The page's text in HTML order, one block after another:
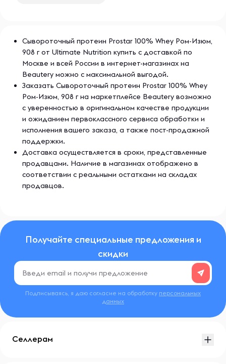
Сывороточный протеин Prostar 100% Whey Ром-Изюм,
908 г от Ultimate Nutrition купить с доставкой по
Москве и всей России в интернет-магазинах на
Beautery можно с максимальной выгодой.
Заказать Сывороточный протеин Prostar 100% Whey
Ром-Изюм, 908 г на маркетплейсе Beautery возможно
с уверенностью в оригинальном качестве продукции
и ожиданием первоклассного сервиса обработки и
исполнения вашего заказа, а также пост-продажной
поддержки.
Доставка осуществляется в сроки, представленные
продавцами. Наличие в магазинах отображено в
соответствии с реальными остатками на складах
продавцов.
Получайте специальные предложения и
скидки
Подписываясь, я даю согласие на обработку персональных
данных
Селлерам